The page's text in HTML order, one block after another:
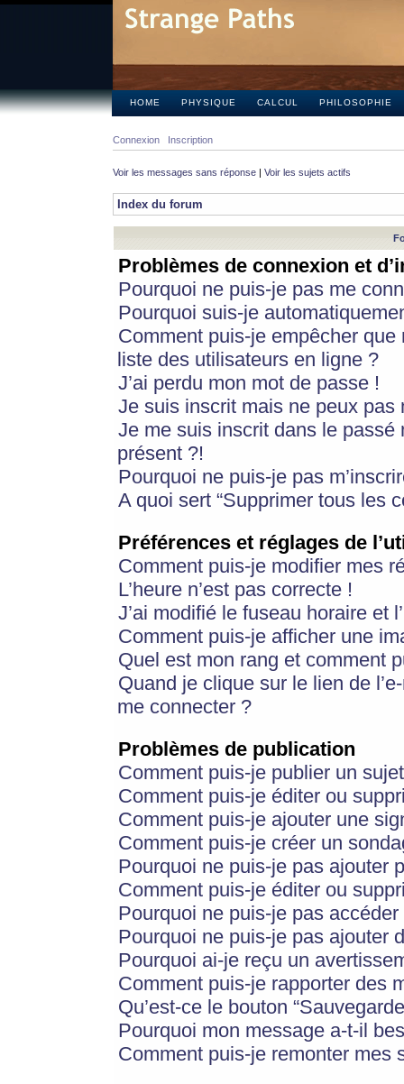
HOME PHYSIQUE CALCUL PHILOSOPHIE
Connexion Inscription
Voir les messages sans réponse | Voir les sujets actifs
Index du forum
Problèmes de connexion et
Pourquoi ne puis-je pas me
Pourquoi suis-je
Comment puis-je empêcher
liste des utilisateurs en ligne ?
J’ai perdu mon mot de passe !
Je suis inscrit mais ne peux pas
Je me suis inscrit dans le
présent ?!
Pourquoi ne puis-je pas
A quoi sert “Supprimer tous les
Préférences et réglages de
Comment puis-je modifier mes
L’heure n’est pas correcte !
J’ai modifié le fuseau horaire et
Comment puis-je afficher une
Quel est mon rang et comment
Quand je clique sur le lien de
me connecter ?
Problèmes de publication
Comment puis-je publier un
Comment puis-je éditer ou
Comment puis-je ajouter une
Comment puis-je créer un
Pourquoi ne puis-je pas ajouter
Comment puis-je éditer ou
Pourquoi ne puis-je pas
Pourquoi ne puis-je pas ajouter
Pourquoi ai-je reçu un
Comment puis-je rapporter des
Qu’est-ce le bouton
Pourquoi mon message a-t-il
Comment puis-je remonter mes